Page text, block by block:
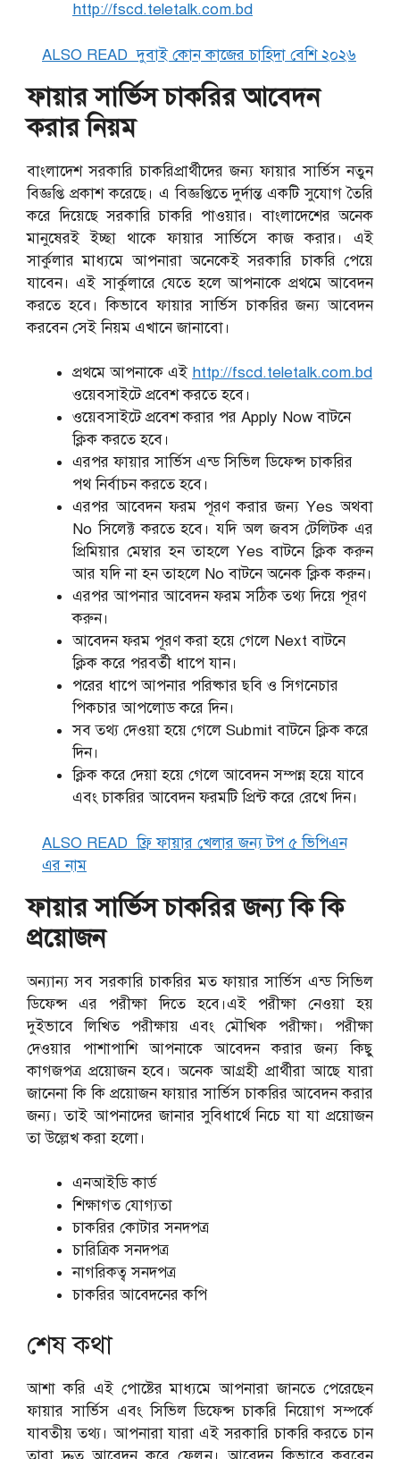
http://fscd.teletalk.com.bd
ALSO READ দুবাই কোন কাজের চাহিদা বেশি ২০২৬
ফায়ার সার্ভিস চাকরির আবেদন
করার নিয়ম
বাংলাদেশ সরকারি চাকরিপ্রার্থীদের জন্য ফায়ার সার্ভিস নতুন
বিজ্ঞপ্তি প্রকাশ করেছে। এ বিজ্ঞপ্তিতে দুর্দান্ত একটি সুযোগ তৈরি
করে দিয়েছে সরকারি চাকরি পাওয়ার। বাংলাদেশের অনেক
মানুষেরই ইচ্ছা থাকে ফায়ার সার্ভিসে কাজ করার। এই
সার্কুলার মাধ্যমে আপনারা অনেকেই সরকারি চাকরি পেয়ে
যাবেন। এই সার্কুলারে যেতে হলে আপনাকে প্রথমে আবেদন
করতে হবে। কিভাবে ফায়ার সার্ভিস চাকরির জন্য আবেদন
করবেন সেই নিয়ম এখানে জানাবো।
প্রথমে আপনাকে এই http://fscd.teletalk.com.bd
ওয়েবসাইটে প্রবেশ করতে হবে।
ওয়েবসাইটে প্রবেশ করার পর Apply Now বাটনে
ক্লিক করতে হবে।
এরপর ফায়ার সার্ভিস এন্ড সিভিল ডিফেন্স চাকরির
পথ নির্বাচন করতে হবে।
এরপর আবেদন ফরম পূরণ করার জন্য Yes অথবা
No সিলেক্ট করতে হবে। যদি অল জবস টেলিটক এর
প্রিমিয়ার মেম্বার হন তাহলে Yes বাটনে ক্লিক করুন
আর যদি না হন তাহলে No বাটনে অনেক ক্লিক করুন।
এরপর আপনার আবেদন ফরম সঠিক তথ্য দিয়ে পূরণ
করুন।
আবেদন ফরম পূরণ করা হয়ে গেলে Next বাটনে
ক্লিক করে পরবর্তী ধাপে যান।
পরের ধাপে আপনার পরিষ্কার ছবি ও সিগনেচার
পিকচার আপলোড করে দিন।
সব তথ্য দেওয়া হয়ে গেলে Submit বাটনে ক্লিক করে
দিন।
ক্লিক করে দেয়া হয়ে গেলে আবেদন সম্পন্ন হয়ে যাবে
এবং চাকরির আবেদন ফরমটি প্রিন্ট করে রেখে দিন।
ALSO READ ফ্রি ফায়ার খেলার জন্য টপ ৫ ভিপিএন
এর নাম
ফায়ার সার্ভিস চাকরির জন্য কি কি
প্রয়োজন
অন্যান্য সব সরকারি চাকরির মত ফায়ার সার্ভিস এন্ড সিভিল
ডিফেন্স এর পরীক্ষা দিতে হবে।এই পরীক্ষা নেওয়া হয়
দুইভাবে লিখিত পরীক্ষায় এবং মৌখিক পরীক্ষা। পরীক্ষা
দেওয়ার পাশাপাশি আপনাকে আবেদন করার জন্য কিছু
কাগজপত্র প্রয়োজন হবে। অনেক আগ্রহী প্রার্থীরা আছে যারা
জানেনা কি কি প্রয়োজন ফায়ার সার্ভিস চাকরির আবেদন করার
জন্য। তাই আপনাদের জানার সুবিধার্থে নিচে যা যা প্রয়োজন
তা উল্লেখ করা হলো।
এনআইডি কার্ড
শিক্ষাগত যোগ্যতা
চাকরির কোটার সনদপত্র
চারিত্রিক সনদপত্র
নাগরিকত্ব সনদপত্র
চাকরির আবেদনের কপি
শেষ কথা
আশা করি এই পোষ্টের মাধ্যমে আপনারা জানতে পেরেছেন
ফায়ার সার্ভিস এবং সিভিল ডিফেন্স চাকরি নিয়োগ সম্পর্কে
যাবতীয় তথ্য। আপনারা যারা এই সরকারি চাকরি করতে চান